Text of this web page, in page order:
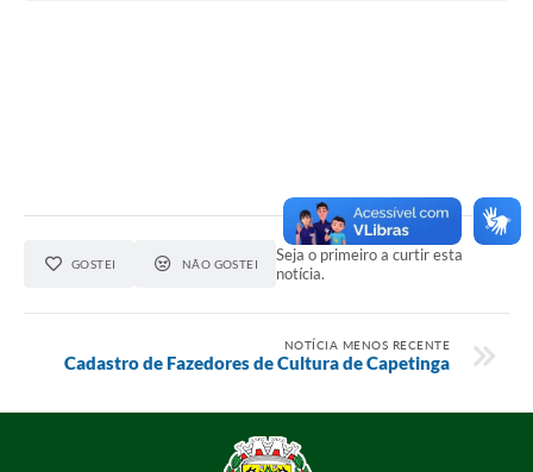
GOSTEI NÃO GOSTEI
Seja o primeiro a curtir esta
notícia.
NOTÍCIA MENOS RECENTE
Cadastro de Fazedores de Cultura de Capetinga